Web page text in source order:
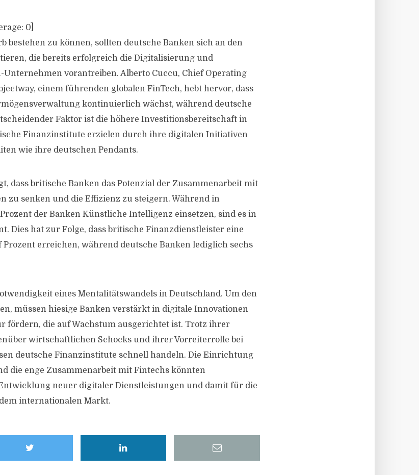
0
bestehen zu können, sollten deutsche Banken sich an den
die bereits erfolgreich die Digitalisierung und
vorantreiben. Alberto Cuccu, Chief Operating
einem führenden globalen FinTech, hebt hervor, dass
kontinuierlich wächst, während deutsche
Faktor ist die höhere Investitionsbereitschaft in
Finanzinstitute erzielen durch ihre digitalen Initiativen
wie ihre deutschen Pendants.
dass britische Banken das Potenzial der Zusammenarbeit mit
zu senken und die Effizienz zu steigern. Während in
der Banken Künstliche Intelligenz einsetzen, sind es in
Dies hat zur Folge, dass britische Finanzdienstleister eine
erreichen, während deutsche Banken lediglich sechs
eines Mentalitätswandels in Deutschland. Um den
müssen hiesige Banken verstärkt in digitale Innovationen
fördern, die auf Wachstum ausgerichtet ist. Trotz ihrer
wirtschaftlichen Schocks und ihrer Vorreiterrolle bei
deutsche Finanzinstitute schnell handeln. Die Einrichtung
die enge Zusammenarbeit mit Fintechs könnten
neuer digitaler Dienstleistungen und damit für die
internationalen Markt.